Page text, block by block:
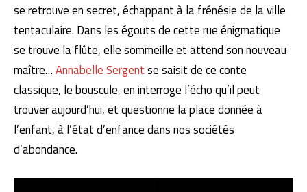
se retrouve en secret, échappant à la frénésie de la ville
tentaculaire. Dans les égouts de cette rue énigmatique
se trouve la flûte, elle sommeille et attend son nouveau
maître…Annabelle Sergentse saisit de ce conte
classique, le bouscule, en interroge l’écho qu’il peut
trouver aujourd’hui, et questionne la place donnée à
l’enfant, à l’état d’enfance dans nos sociétés
d’abondance.